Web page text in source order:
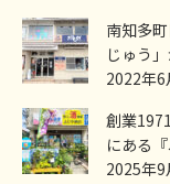
南知多
じゅう
2022年6
創業
にある
2025年9